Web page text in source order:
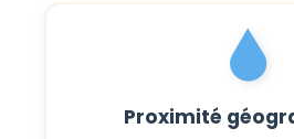
Proximité